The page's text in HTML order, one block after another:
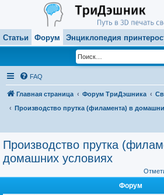
Статьи Форум Энциклопедия
FAQ
Главная страница Форум ТриДэшника
Производство прутка (филамента) в
Производство прутка
домашних условиях
Форум